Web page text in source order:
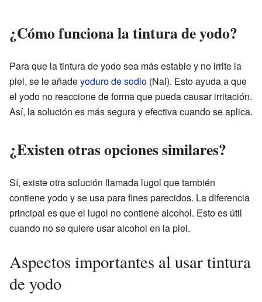
¿Cómo funciona la tintura de yodo?
Para que la tintura de yodo sea más estable y no irrite la
piel, se le añadeyoduro de sodio (NaI). Esto ayuda a que
el yodo no reaccione de forma que pueda causar irritación.
Así, la solución es más segura y efectiva cuando se aplica.
¿Existen otras opciones similares?
Sí, existe otra solución llamada lugol que también
contiene yodo y se usa para fines parecidos. La diferencia
principal es que el lugol no contiene alcohol. Esto es útil
cuando no se quiere usar alcohol en la piel.
Aspectos importantes al usar tintura
de yodo